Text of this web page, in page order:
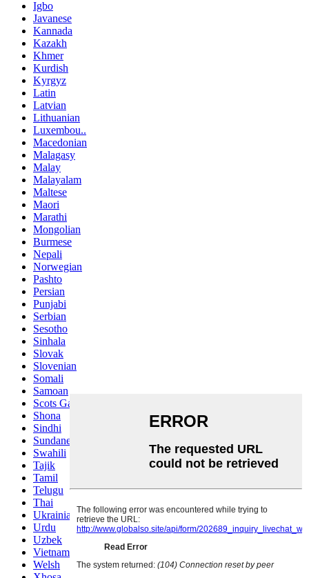
Igbo
Javanese
Kannada
Kazakh
Khmer
Kurdish
Kyrgyz
Latin
Latvian
Lithuanian
Luxembou..
Macedonian
Malagasy
Malay
Malayalam
Maltese
Maori
Marathi
Mongolian
Burmese
Nepali
Norwegian
Pashto
Persian
Punjabi
Serbian
Sesotho
Sinhala
Slovak
Slovenian
Somali
Samoan
Scots Gaelic
Shona
Sindhi
Sundanese
Swahili
Tajik
Tamil
Telugu
Thai
Ukrainian
Urdu
Uzbek
Vietnamese
Welsh